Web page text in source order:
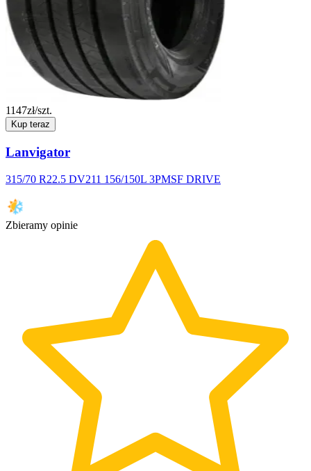
1147zł/szt.
Kup teraz
Lanvigator
315/70 R22.5 DV211 156/150L 3PMSF DRIVE
Zbieramy opinie